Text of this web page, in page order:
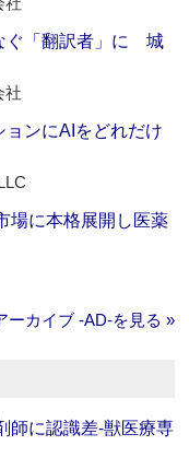
ぐ「翻訳者」に 城
社
ンにAIをどれだけ
場に本格展開し医薬
ーカイブ ‐AD‐を見る »
師に認識差‐獣医療専